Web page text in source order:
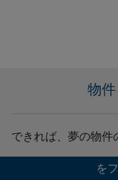
物
できれば、夢の物件
を